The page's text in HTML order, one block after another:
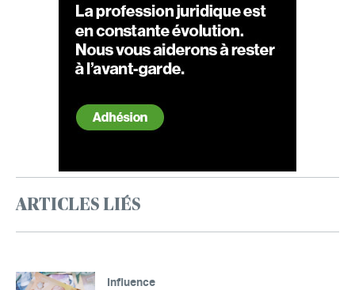
ARTICLES LIÉS
Influence